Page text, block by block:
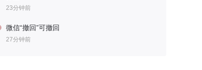
23分钟前
微信“撤回”可撤回
27分钟前